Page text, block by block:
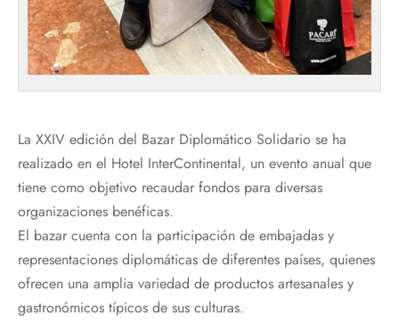
La XXIV edición del Bazar Diplomático Solidario se ha
realizado en el Hotel InterContinental, un evento anual que
tiene como objetivo recaudar fondos para diversas
organizaciones benéficas.
El bazar cuenta con la participación de embajadas y
representaciones diplomáticas de diferentes países, quienes
ofrecen una amplia variedad de productos artesanales y
gastronómicos típicos de sus culturas.